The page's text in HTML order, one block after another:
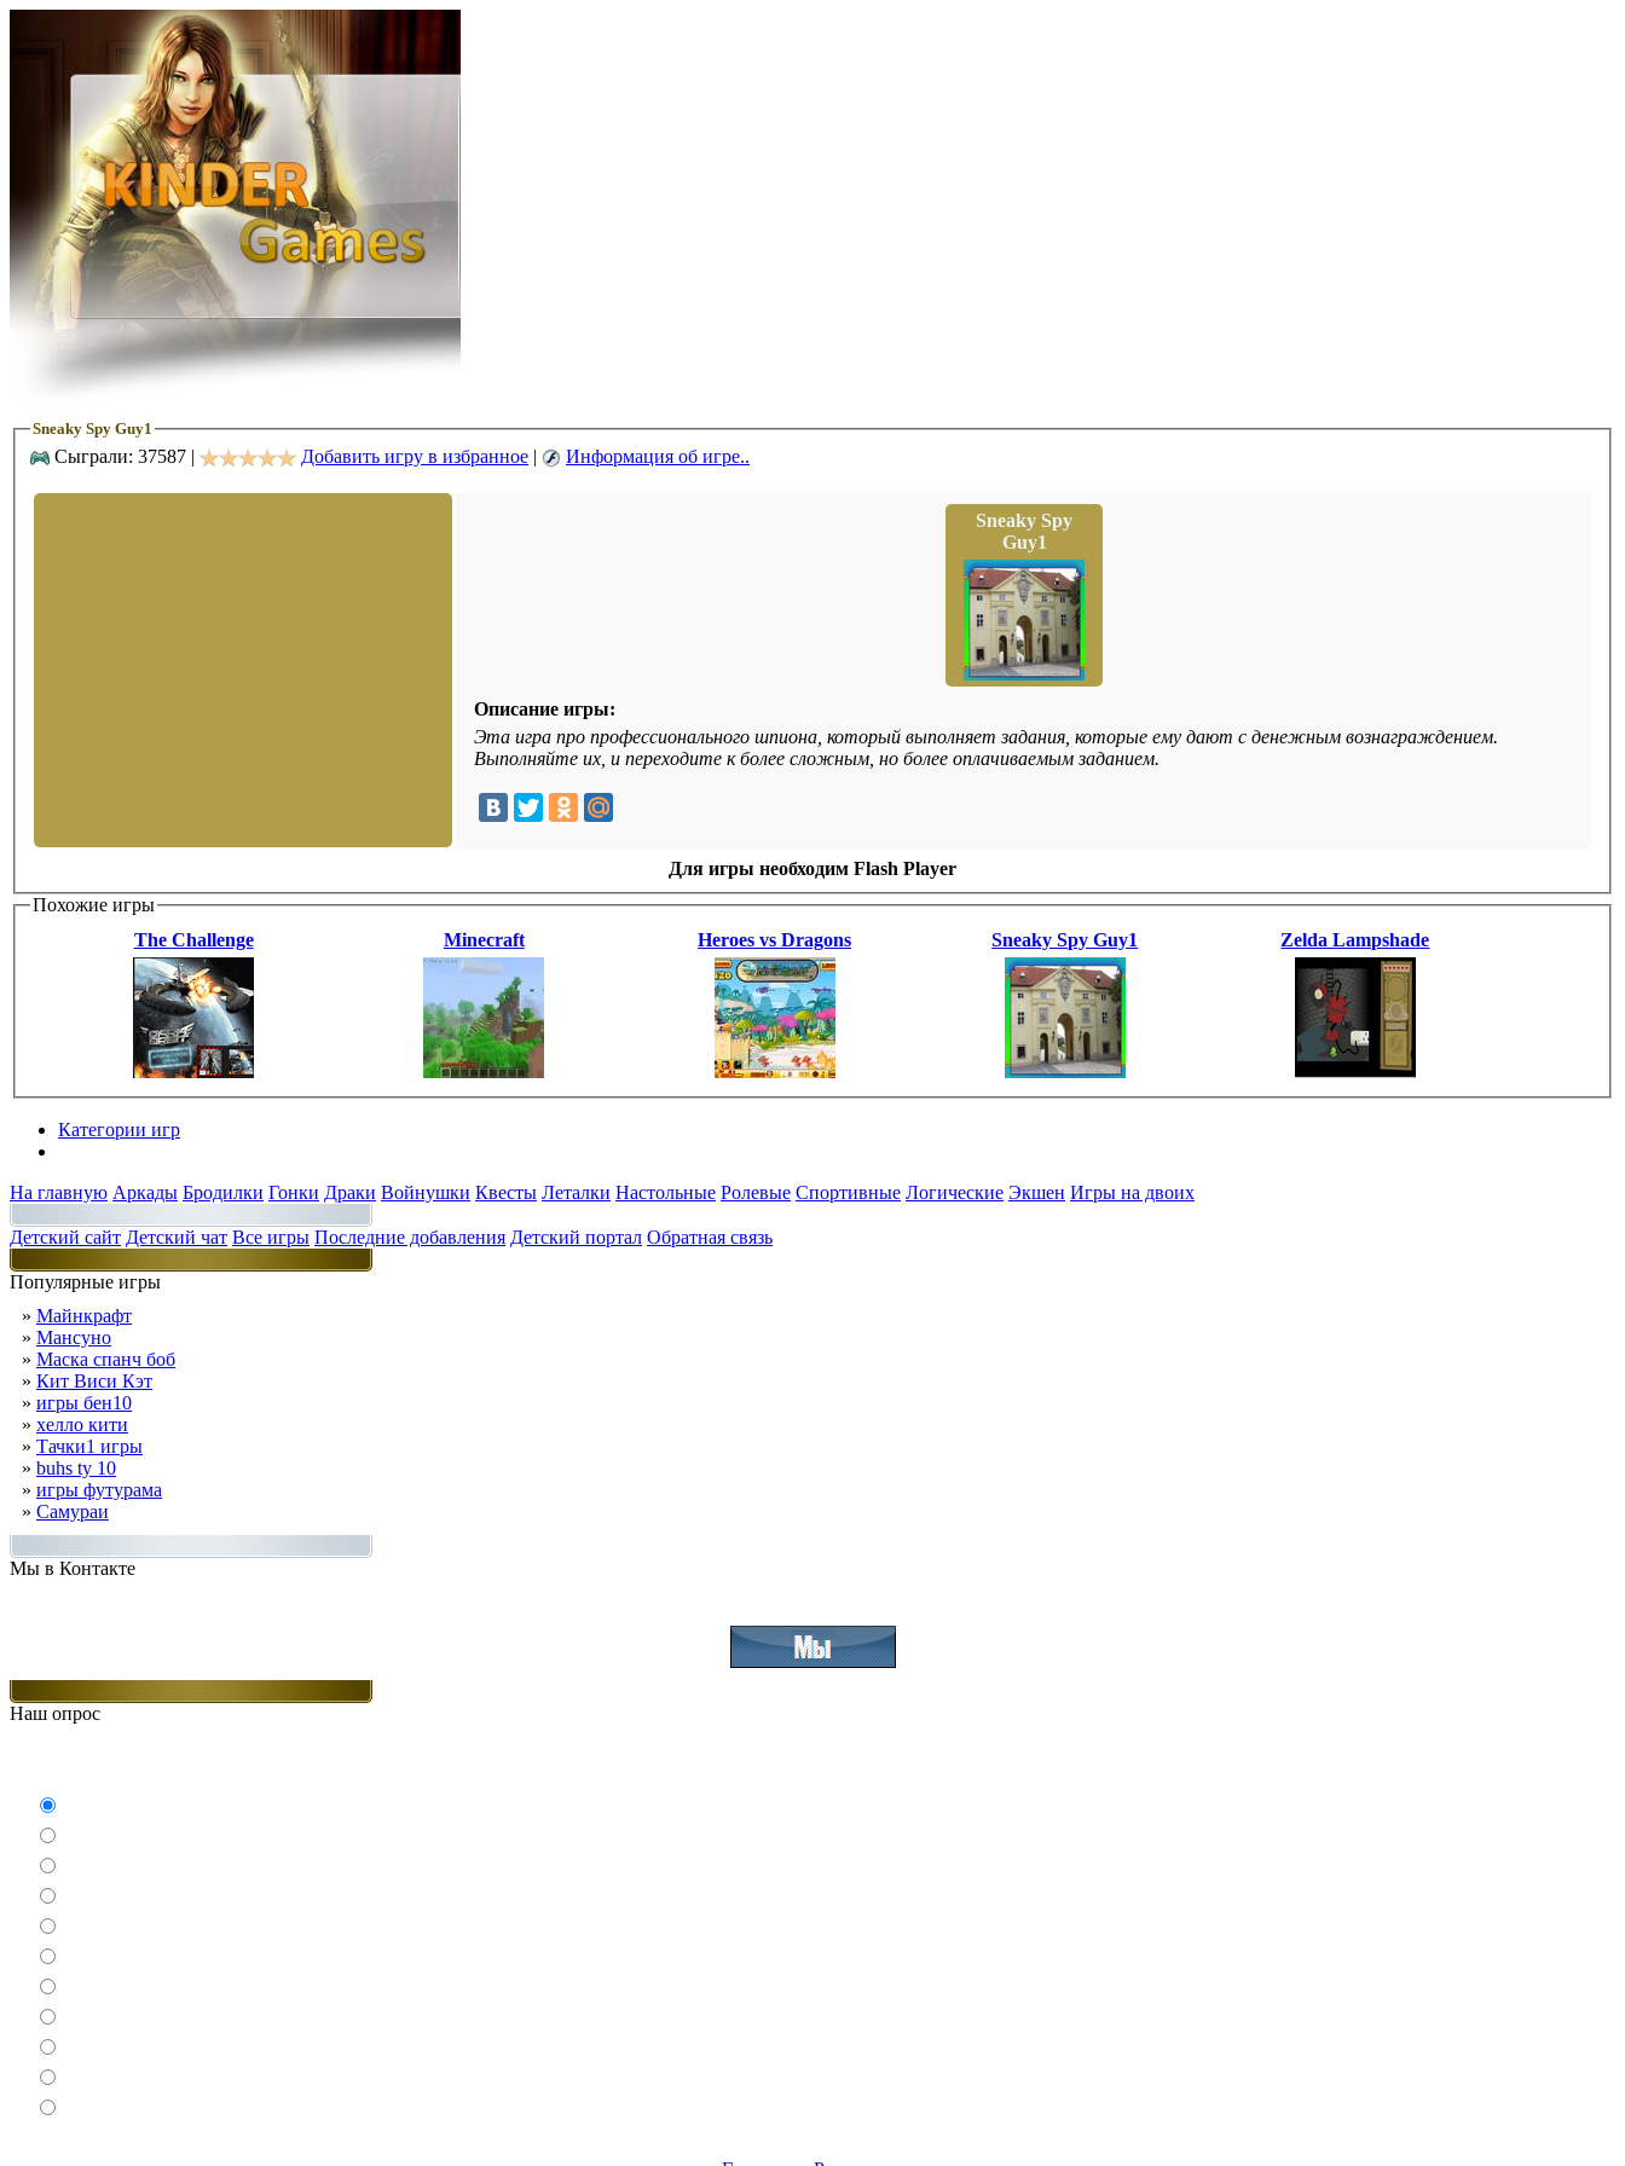
Sneaky Spy Guy1
Сыграли: 37587 | Добавить игру в избранное | Информация об игре..
Sneaky Spy
Guy1
Описание игры:
Эта игра про профессионального шпиона, который выполняет задания, которые ему дают с денежным вознаграждением.
Выполняйте их, и переходите к более сложным, но более оплачиваемым заданием.
Для игры необходим Flash Player
Похожие игры
The Challenge
Minecraft Heroes vs Dragons Sneaky Spy Guy1 Zelda Lampshade
Категории игр
На главную Аркады Бродилки Гонки Драки Войнушки Квесты Леталки Настольные Ролевые Спортивные Логические Экшен Игры на двоих
Детский сайт Детский чат Все игры Последние добавления Детский портал Обратная связь
Популярные игры
» Майнкрафт
» Мансуно
» Маска спанч боб
» Кит Виси Кэт
» игры бен10
» хелло кити
» Тачки1 игры
» buhs ty 10
» игры футурама
» Самураи
Мы в Контакте
Наш опрос